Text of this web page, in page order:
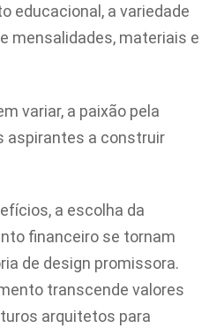
educacional, a variedade
mensalidades, materiais e
variar, a paixão pela
aspirantes a construir
a escolha da
financeiro se tornam
de design promissora.
transcende valores
arquitetos para